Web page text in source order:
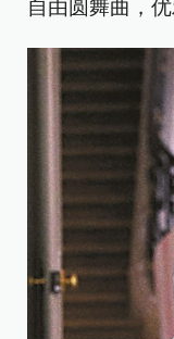
自由圆舞曲，